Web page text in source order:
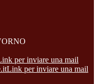
per inviare una mail
Link per inviare una mail